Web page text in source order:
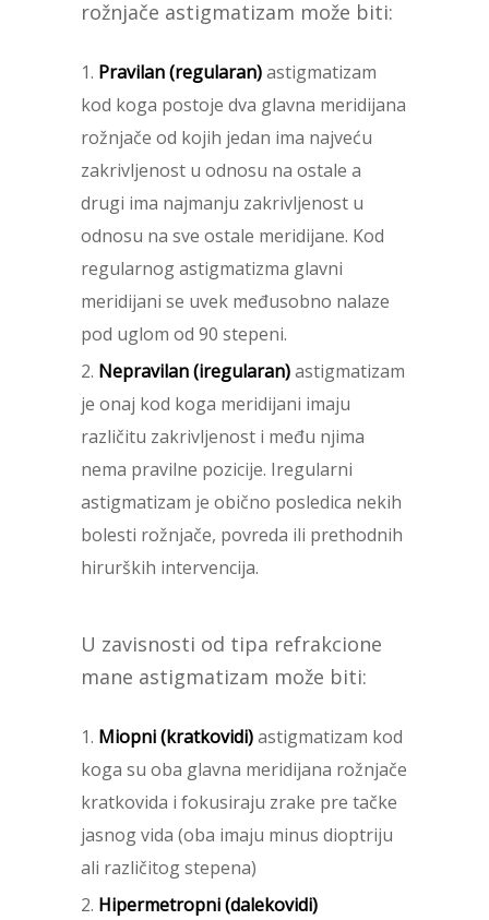
rožnjače astigmatizam može biti:
Pravilan (regularan)astigmatizam
kod koga postoje dva glavna meridijana
rožnjače od kojih jedan ima najveću
zakrivljenost u odnosu na ostale a
drugi ima najmanju zakrivljenost u
odnosu na sve ostale meridijane. Kod
regularnog astigmatizma glavni
meridijani se uvek međusobno nalaze
pod uglom od 90 stepeni.
Nepravilan (iregularan)astigmatizam
je onaj kod koga meridijani imaju
različitu zakrivljenost i među njima
nema pravilne pozicije. Iregularni
astigmatizam je obično posledica nekih
bolesti rožnjače, povreda ili prethodnih
hirurških intervencija.
U zavisnosti od tipa refrakcione
mane astigmatizam može biti:
Miopni (kratkovidi)astigmatizam kod
koga su oba glavna meridijana rožnjače
kratkovida i fokusiraju zrake pre tačke
jasnog vida (oba imaju minus dioptriju
ali različitog stepena)
Hipermetropni (dalekovidi)